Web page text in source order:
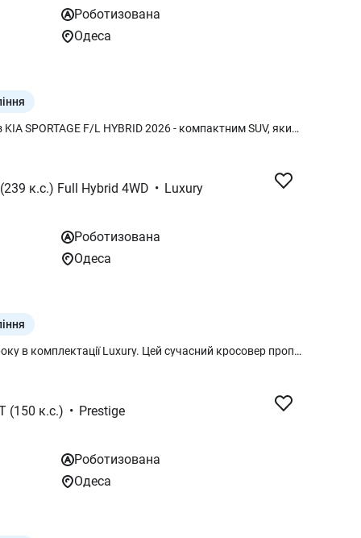
Роботизована
Одеса
поринь у світ сучасної мобільності з KIA SPORTAGE F/L HYBRID 2026 - компактним SUV, який поєднує виразний стиль, ефективну гібридну установку та продуманий комфорт для щоденних поїздок і далекіх мандрів
к.с.) Full Hybrid 4WD • Luxury
Роботизована
Одеса
Представляємо Kia Sportage 2026 року в комплектації Luxury. Цей сучасний кросовер пропонує потужний та економічний гібридний двигун (239 к.с.) з повним приводом преміальний рівень оснащення.
(150 к.с.) • Prestige
Роботизована
Одеса